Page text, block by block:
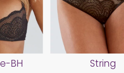
BH String